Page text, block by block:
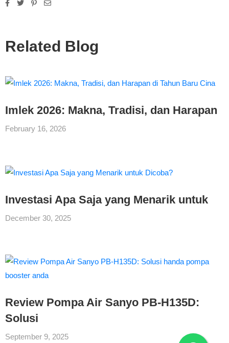
Related Blog
Imlek 2026: Makna, Tradisi, dan Harapan
February 16, 2026
Investasi Apa Saja yang Menarik untuk
December 30, 2025
Review Pompa Air Sanyo PB-H135D:
Solusi
September 9, 2025